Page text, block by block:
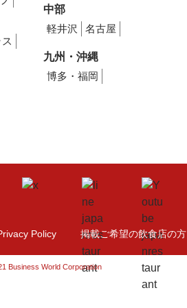
中部
軽井沢
名古屋
九州・沖縄
博多・福岡
Policy 掲載ご希望の飲食店の
Business World Corporation